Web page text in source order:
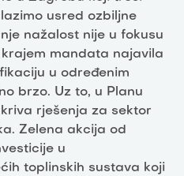
usred ozbiljne
nažalost nije u fokusu
mandata najavila
u određenim
brzo. Uz to, u Planu
rješenja za sektor
Zelena akcija od
u
toplinskih sustava koji